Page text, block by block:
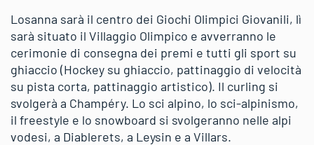
Losanna sarà il centro dei Giochi Olimpici Giovanili, lì
sarà situato il Villaggio Olimpico e avverranno le
cerimonie di consegna dei premi e tutti gli sport su
ghiaccio (Hockey su ghiaccio, pattinaggio di velocità
su pista corta, pattinaggio artistico). Il curling si
svolgerà a Champéry. Lo sci alpino, lo sci-alpinismo,
il freestyle e lo snowboard si svolgeranno nelle alpi
vodesi, a Diablerets, a Leysin e a Villars.